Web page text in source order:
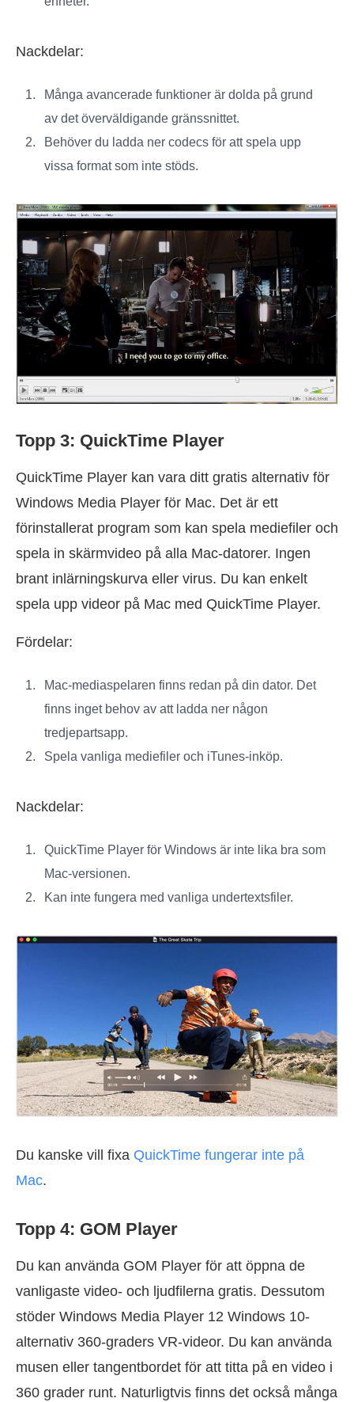
Nackdelar:
Många avancerade funktioner är dolda på grund
av det överväldigande gränssnittet.
Behöver du ladda ner codecs för att spela upp
vissa format som inte stöds.
Topp 3: QuickTime Player
QuickTime Player kan vara ditt gratis alternativ för
Windows Media Player för Mac. Det är ett
förinstallerat program som kan spela mediefiler och
spela in skärmvideo på alla Mac-datorer. Ingen
brant inlärningskurva eller virus. Du kan enkelt
spela upp videor på Mac med QuickTime Player.
Fördelar:
Mac-mediaspelaren finns redan på din dator. Det
finns inget behov av att ladda ner någon
tredjepartsapp.
Spela vanliga mediefiler och iTunes-inköp.
Nackdelar:
QuickTime Player för Windows är inte lika bra som
Mac-versionen.
Kan inte fungera med vanliga undertextsfiler.
Du kanske vill fixa QuickTime fungerar inte på
Mac.
Topp 4: GOM Player
Du kan använda GOM Player för att öppna de
vanligaste video- och ljudfilerna gratis. Dessutom
stöder Windows Media Player 12 Windows 10-
alternativ 360-graders VR-videor. Du kan använda
musen eller tangentbordet för att titta på en video i
360 grader runt. Naturligtvis finns det också många